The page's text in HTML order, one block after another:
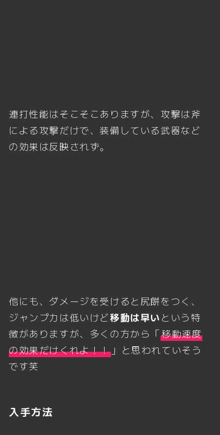
連打性能はそこそこありますが、攻撃は斧
による攻撃だけで、装備している武器など
の効果は反映されず。
他にも、ダメージを受けると尻餅をつく、
ジャンプ力は低いけど移動は早い という特
徴がありますが、多くの方から「移動速度
の効果だけくれよ！！ 」と思われていそう
です笑
入手方法